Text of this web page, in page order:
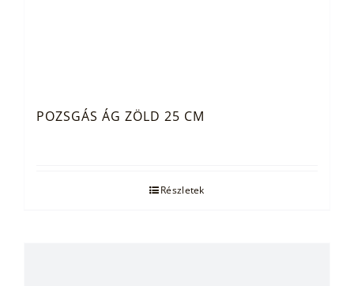
POZSGÁS ÁG ZÖLD 25 CM
Részletek